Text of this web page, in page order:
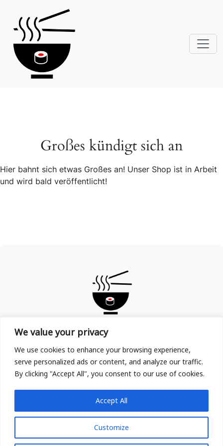
We value your privacy
We use cookies to enhance your browsing experience,
serve personalized ads or content, and analyze our traffic.
By clicking "Accept All", you consent to our use of cookies.
Customize
Accept All
Großes kündigt sich an
Hier bahnt sich etwas Großes an! Unser Shop ist in Arbeit
und wird bald veröffentlicht!
TOKYOYA
Main 2025